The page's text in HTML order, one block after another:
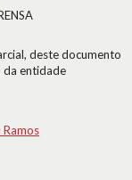
deste documento
da entidade